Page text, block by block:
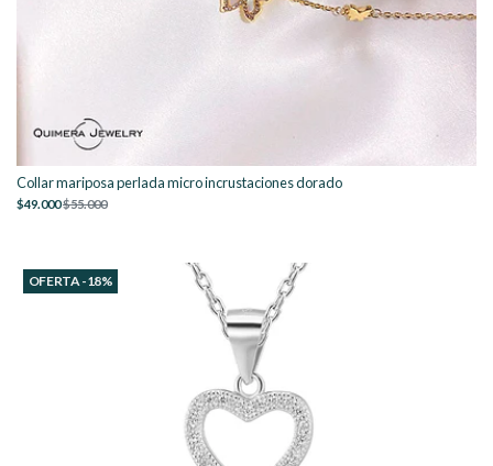
Collar mariposa perlada micro incrustaciones dorado
$49.000$55.000
OFERTA -18%